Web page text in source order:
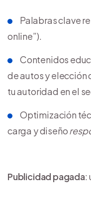
Palabras clave
online”).
Contenidos
de autos y elección
tu autoridad en el
Optimización
carga y diseño
Publicidad pagada: